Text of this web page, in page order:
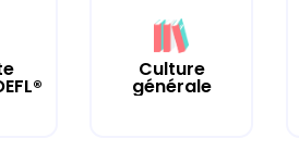
Culture
générale